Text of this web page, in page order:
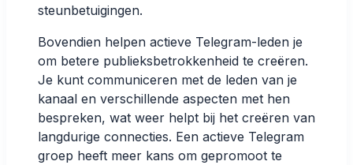
steunbetuigingen.
Bovendien helpen actieve Telegram-leden je
om betere publieksbetrokkenheid te creëren.
Je kunt communiceren met de leden van je
kanaal en verschillende aspecten met hen
bespreken, wat weer helpt bij het creëren van
langdurige connecties. Een actieve Telegram
groep heeft meer kans om gepromoot te